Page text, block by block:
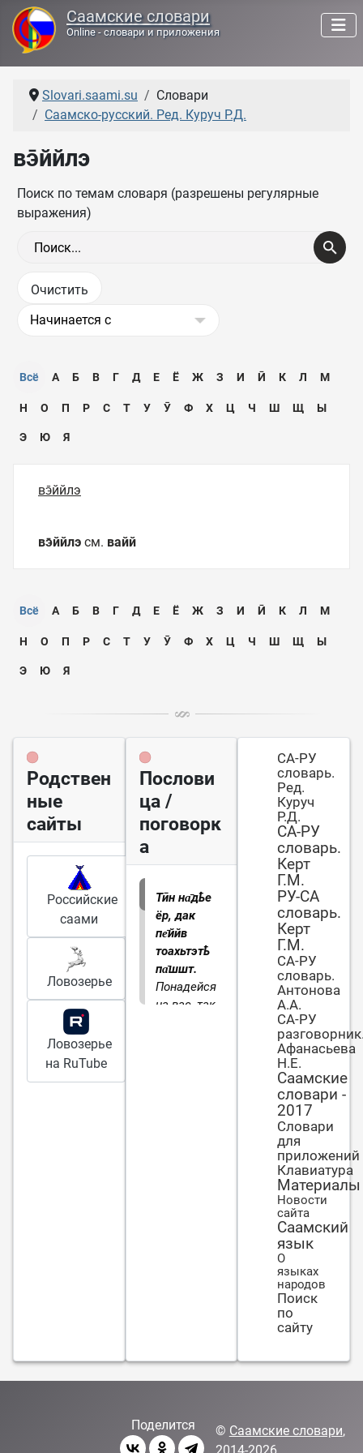
Саамские словари
Online - словари и приложения
Slovari.saami.su
Словари
Саамско-русский. Ред. Куруч Р.Д.
вэ̄ййлэ
Поиск по темам словаря (разрешены регулярные
выражения)
Всё А Б В Г Д Е Ё Ж З И Ӣ К Л М
Н О П Р С Т У Ӯ Ф Х Ц Ч Ш Щ Ы
Э Ю Я
вэ̄ййлэ
вэ̄ййлэ см. вайй
Всё А Б В Г Д Е Ё Ж З И Ӣ К Л М
Н О П Р С Т У Ӯ Ф Х Ц Ч Ш Щ Ы
Э Ю Я
Родствен
ные
сайты
Российские
саами
Ловозерье
Ловозерье
на RuTube
Послови
ца /
поговорк
а
Тӣн на̄дҍе
ёр, дак
пе̄ййв
тоахьтэтҍ
па̄шшт.
Понадейся
на вас, так
СА-РУ
словарь.
Ред.
Куруч
Р.Д.
СА-РУ
словарь.
Керт
Г.М.
РУ-СА
словарь.
Керт
Г.М.
СА-РУ
словарь.
Антонова
А.А.
СА-РУ
Афанасьева
Н.Е.
Саамские
словари -
2017
Словари
для
приложений
Клавиатура
Материалы
Новости
сайта
Саамский
язык
О
языках
народов
Поиск
по
сайту
Поделится © Саамские словари,